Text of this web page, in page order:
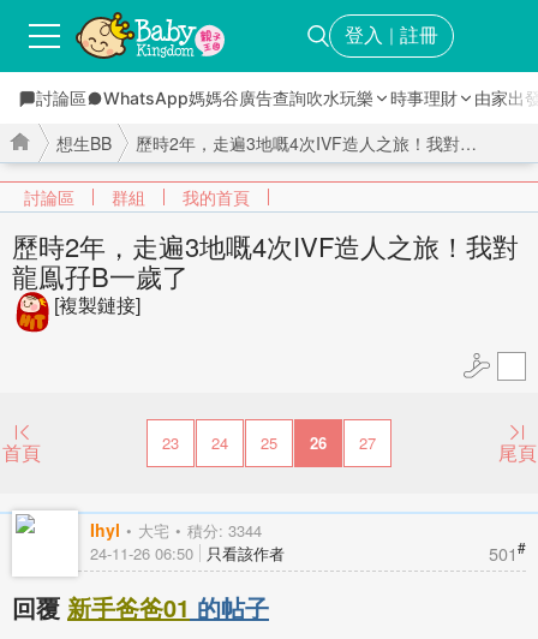
登入 ｜ 註冊
討論區 WhatsApp媽媽谷廣告查詢吹水玩樂 時事理財 由家出
討論區 群組 我的首頁
›
想生BB
›
歷時2年，走遍3地嘅4次IVF造人之旅！我對龍鳯孖B一歲了 ...
歷時2年，走遍3地嘅4次IVF造人之旅！我對
龍鳯孖B一歲了
[複製鏈接]
首頁 23 24 25 26 27 尾頁
Ihyl 大宅 積分: 3344
501#
24-11-26 06:50 只看該作者
回覆 新手爸爸01 的帖子